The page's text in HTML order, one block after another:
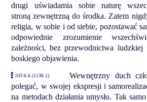
drugi uświadamia sobie naturę
stroną zewnętrzną do środka. Zatem
religia, w sobie i od siebie, pozostawać
odpowiednie zrozumienie
zależności, bez przewodnictwa
boskiego objawienia.
103:6.6 (1136.1)
Wewnętrzny duch
polegać, w swojej ekspresji i
na metodach działania umysłu. Tak